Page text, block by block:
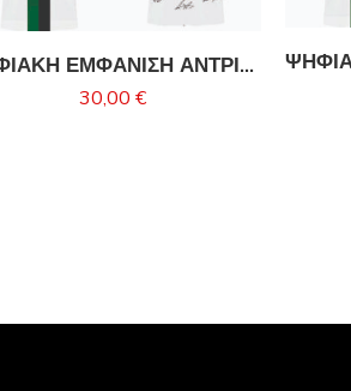
ΨΗΦΙΑΚΗ ΕΜΦΑΝΙΣΗ ΑΝΤΡΙΚΗΣ ΟΜΑΔΑΣ ΜΙΛΩΝΑ-MPASIS
30,00 €